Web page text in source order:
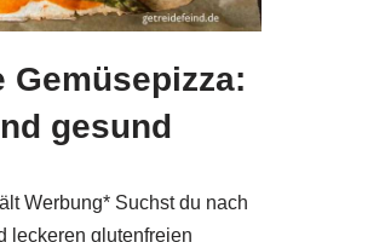
Gemüsepizza:
gesund
Werbung* Suchst du nach
leckeren glutenfreien